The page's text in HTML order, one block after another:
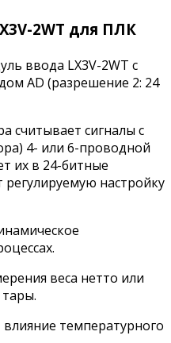
2WT для ПЛК
ввода LX3V-2WT c
AD (разрешение 2: 24
считывает сигналы с
4- или 6-проводной
их в 24-битные
настройку
веса нетто или
тары.
температурного